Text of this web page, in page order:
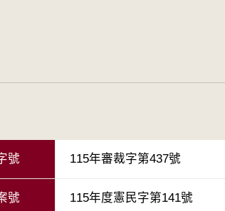
號 115年審裁字第437號
號 115年度憲民字第141號